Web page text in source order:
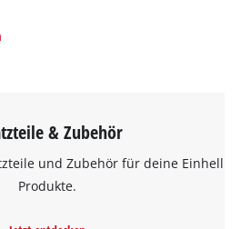
& Zubehör
und Zubehör für deine Einhell
Produkte.